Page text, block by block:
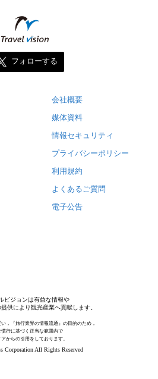
フォローする
会社概要
媒体資料
情報セキュリティ
プライバシーポリシー
利用規約
よくあるご質問
電子公告
ビジョンは有益な情報や
供により観光産業へ貢献します。
，『旅行業界の情報流通』の目的のため，
慣行に基づく正当な範囲内で
からの引用をしております。
Corporation All Rights Reserved